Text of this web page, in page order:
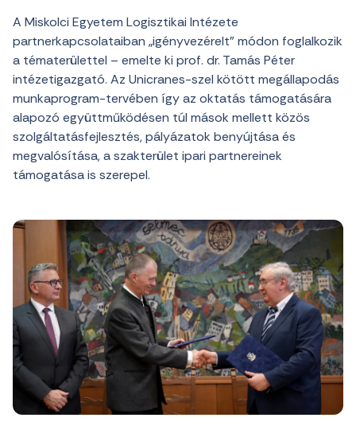
A Miskolci Egyetem Logisztikai Intézete
partnerkapcsolataiban „igényvezérelt” módon foglalkozik
a tématerülettel – emelte ki prof. dr. Tamás Péter
intézetigazgató. Az Unicranes-szel kötött megállapodás
munkaprogram-tervében így az oktatás támogatására
alapozó együttműködésen túl mások mellett közös
szolgáltatásfejlesztés, pályázatok benyújtása és
megvalósítása, a szakterület ipari partnereinek
támogatása is szerepel.